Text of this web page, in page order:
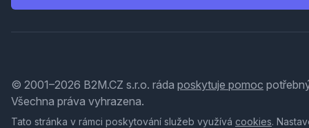
© 2001–2026 B2M.CZ s.r.o. ráda poskytuje pomoc
Všechna práva vyhrazena.
Tato stránka v rámci poskytování služeb využívá cookies.